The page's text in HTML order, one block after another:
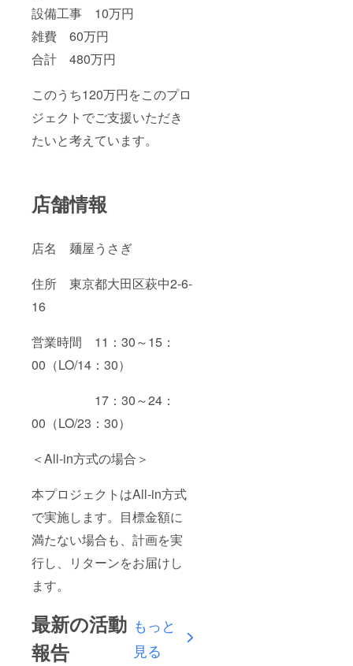
設備工事 10万円
雑費 60万円
合計 480万円
このうち120万円をこのプロ
ジェクトでご支援いただき
たいと考えています。
店舗情報
店名 麺屋うさぎ
住所 東京都大田区萩中2-6-
16
営業時間 11：30～15：
00（LO/14：30）
17：30～24：
00（LO/23：30）
＜All-in方式の場合＞
本プロジェクトはAll-in方式
で実施します。目標金額に
満たない場合も、計画を実
行し、リターンをお届けし
ます。
最新の活動
報告
もっと
見る